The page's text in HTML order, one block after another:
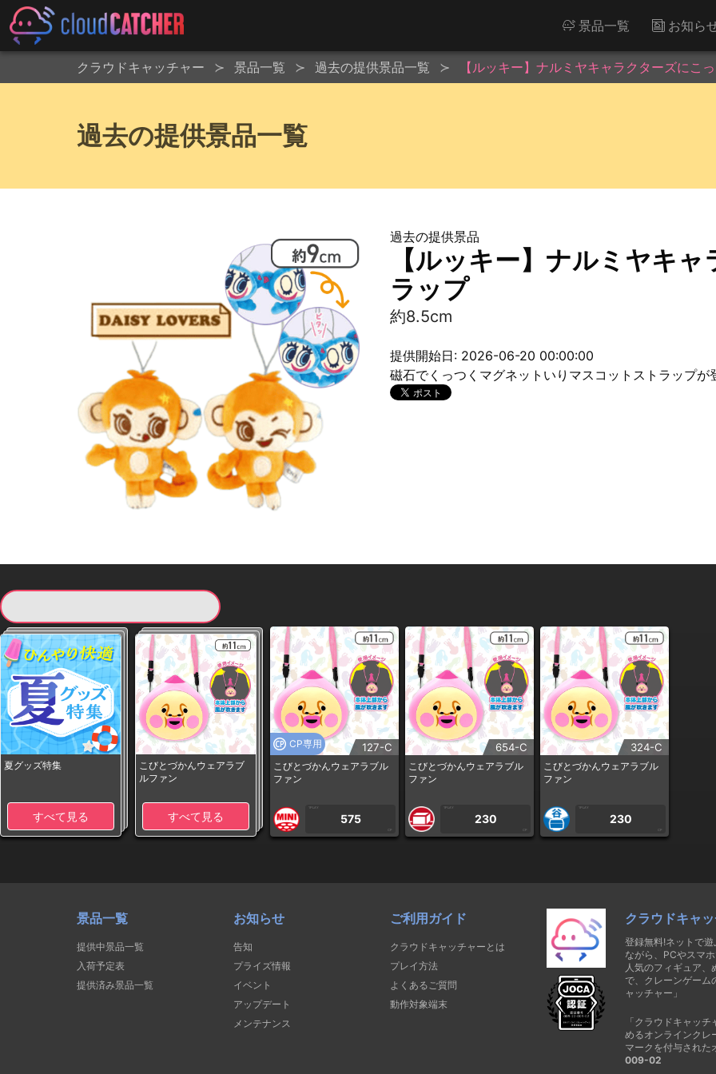
景品一覧 お知ら
クラウドキャッチャー 景品一覧 過去の提供景品一覧 【ルッキー】ナルミヤキャラクターズにこ
過去の提供景品一覧
過去の提供景品
【ルッキー】ナルミヤキ
ラップ
約8.5cm
提供開始日: 2026-06-20 00:00:00
磁石でくっつくマグネットいりマスコットストラップが
夏グッズ特集
すべて見る
こびとづかんウェアラブ
ルファン
すべて見る
CP専用 127-C
こびとづかんウェアラブル
ファン
1PLAY
575
CP
654-C
こびとづかんウェアラブル
ファン
1PLAY
230
CP
324-C
こびとづかんウェアラブル
ファン
1PLAY
230
CP
景品一覧
提供中景品一覧
入荷予定表
提供済み景品一覧
お知らせ
告知
プライズ情報
イベント
アップデート
メンテナンス
ご利用ガイド
クラウドキャッチャーとは
プレイ方法
よくあるご質問
動作対象端末
クラウドキャ
登録無料!ネットで
ながら、PCやスマ
人気のフィギュア
で、クレーンゲーム
ャッチャー」
「クラウドキャッ
めるオンラインクレ
マークを付与された
009-02